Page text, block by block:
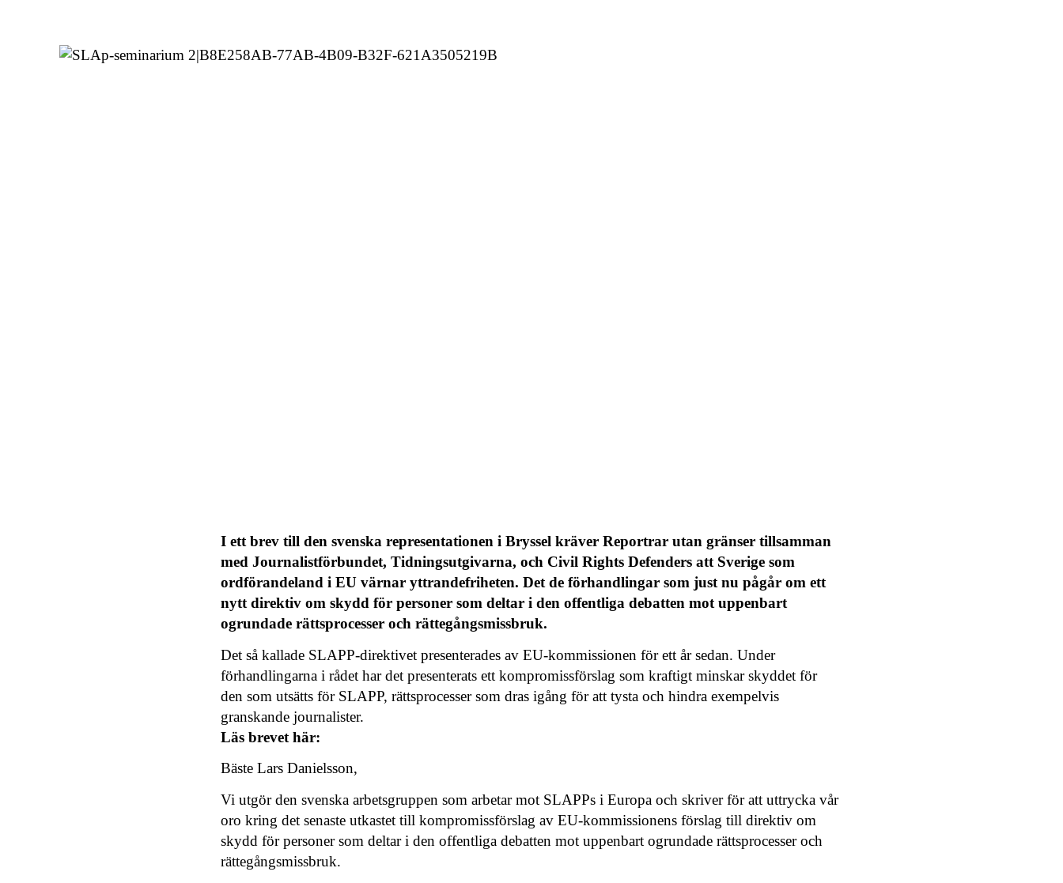
I ett brev till den svenska representationen i Bryssel kräver Reportrar utan gränser tillsamman
med Journalistförbundet, Tidningsutgivarna, och Civil Rights Defenders att Sverige som
ordförandeland i EU värnar yttrandefriheten. Det de förhandlingar som just nu pågår om ett
nytt direktiv om skydd för personer som deltar i den offentliga debatten mot uppenbart
ogrundade rättsprocesser och rättegångsmissbruk.
Det så kallade SLAPP-direktivet presenterades av EU-kommissionen för ett år sedan. Under
förhandlingarna i rådet har det presenterats ett kompromissförslag som kraftigt minskar skyddet för
den som utsätts för SLAPP, rättsprocesser som dras igång för att tysta och hindra exempelvis
granskande journalister.
Läs brevet här:
Bäste Lars Danielsson,
Vi utgör den svenska arbetsgruppen som arbetar mot SLAPPs i Europa och skriver för att uttrycka vår
oro kring det senaste utkastet till kompromissförslag av EU-kommissionens förslag till direktiv om
skydd för personer som deltar i den offentliga debatten mot uppenbart ogrundade rättsprocesser och
rättegångsmissbruk.